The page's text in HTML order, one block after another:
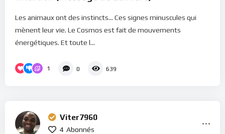
Les animaux ont des instincts... Ces signes minuscules qui
mènent leur vie. Le Cosmos est fait de mouvements
énergétiques. Et toute l...
1 0 639
Viter7960
4 Abonnés